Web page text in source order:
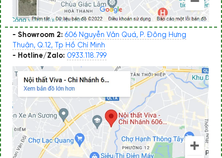
- Showroom 2: 606 Nguyễn Văn Quá, P. Đông Hưng
Thuận, Q.12, Tp Hồ Chí Minh
- Hotline/Zalo: 0933.118.799